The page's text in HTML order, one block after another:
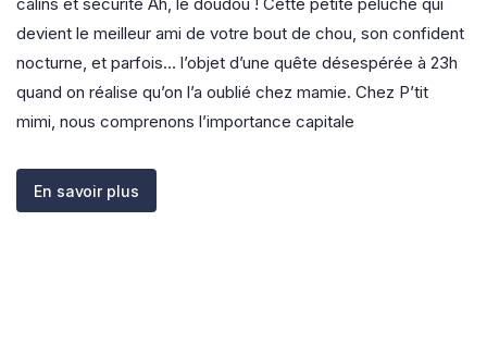
devient le meilleur ami de votre bout de chou, son confident
nocturne, et parfois… l’objet d’une quête désespérée à 23h
quand on réalise qu’on l’a oublié chez mamie. Chez P’tit
mimi, nous comprenons l’importance capitale
En savoir plus